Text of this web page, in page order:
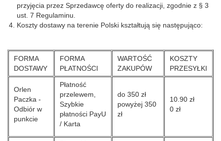
przyjęcia przez Sprzedawcę oferty do realizacji, zgodnie z § 3
ust. 7 Regulaminu.
Koszty dostawy na terenie Polski kształtują się następująco:
FORMA
DOSTAWY
FORMA
PŁATNOŚCI
WARTOŚĆ
ZAKUPÓW
KOSZTY
PRZESYŁKI
Orlen
Paczka -
Odbiór w
punkcie
Płatność
przelewem,
Szybkie
płatności PayU
/ Karta
do 350 zł
powyżej 350
zł
10.90 zł
0 zł